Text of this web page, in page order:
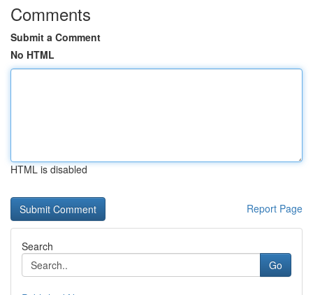
Comments
Submit a Comment
No HTML
HTML is disabled
Report Page
Search
Go